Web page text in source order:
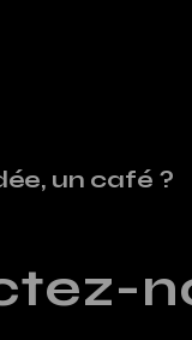
un café ?